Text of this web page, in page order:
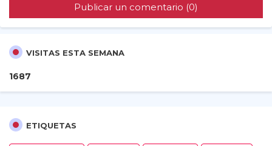
Publicar un comentario (0)
VISITAS ESTA SEMANA
1687
ETIQUETAS